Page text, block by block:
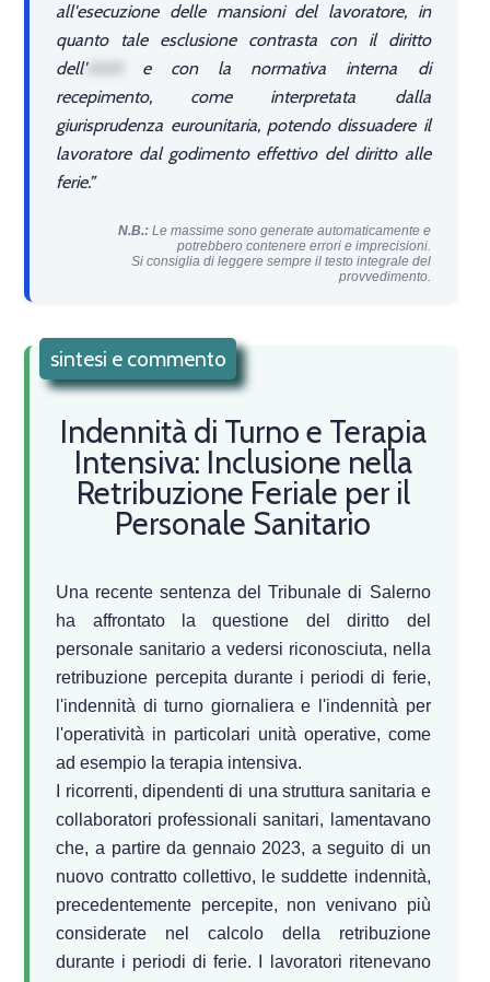
all'esecuzione delle mansioni del lavoratore, in
quanto tale esclusione contrasta con il diritto
dell'###
e con la normativa interna di
recepimento, come interpretata dalla
giurisprudenza eurounitaria, potendo dissuadere il
lavoratore dal godimento effettivo del diritto alle
ferie.
N.B.:Le massime sono generate automaticamente e
potrebbero contenere errori e imprecisioni.
Si consiglia di leggere sempre il testo integrale del
provvedimento.
sintesi e commento
Indennità di Turno e Terapia
Intensiva: Inclusione nella
Retribuzione Feriale per il
Personale Sanitario
Una recente sentenza del Tribunale di Salerno
ha affrontato la questione del diritto del
personale sanitario a vedersi riconosciuta, nella
retribuzione percepita durante i periodi di ferie,
l'indennità di turno giornaliera e l'indennità per
l'operatività in particolari unità operative, come
ad esempio la terapia intensiva.
I ricorrenti, dipendenti di una struttura sanitaria e
collaboratori professionali sanitari, lamentavano
che, a partire da gennaio 2023, a seguito di un
nuovo contratto collettivo, le suddette indennità,
precedentemente percepite, non venivano più
considerate nel calcolo della retribuzione
durante i periodi di ferie. I lavoratori ritenevano